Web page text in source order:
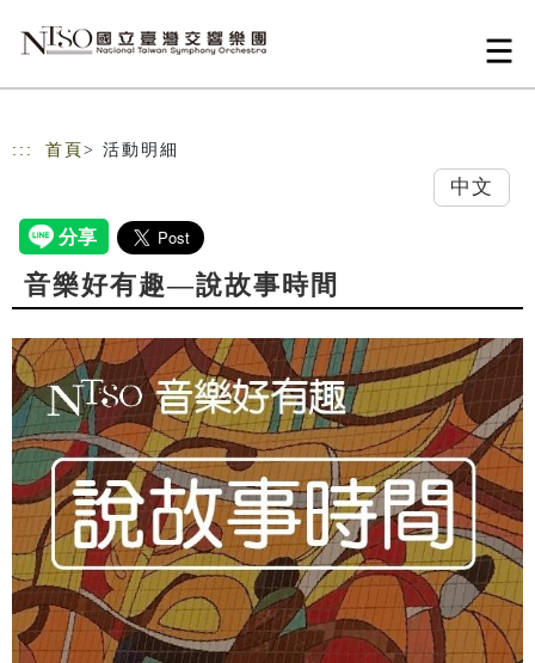
::: 首頁 > 活動明細
中文
音樂好有趣—說故事時間